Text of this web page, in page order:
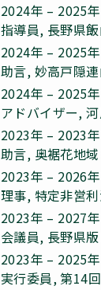
2024年 – 2025年
指導員, 長野県
2024年 – 2025年
助言, 妙高戸隠
2024年 – 2025年
アドバイザー,
2023年 – 2023年
助言, 奥裾花地
2023年 – 2026年
理事, 特定非営
2023年 – 2027年
会議員, 長野県
2023年 – 2025年
実行委員, 第14